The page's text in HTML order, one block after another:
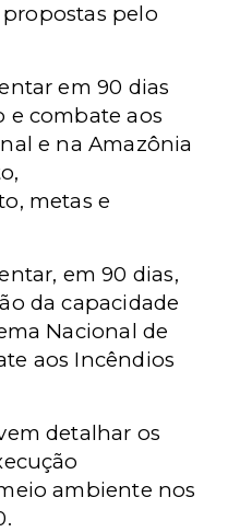
pelo
em 90 dias
e combate aos
e na Amazônia
metas e
em 90 dias,
da capacidade
Nacional de
aos Incêndios
detalhar os
ambiente nos